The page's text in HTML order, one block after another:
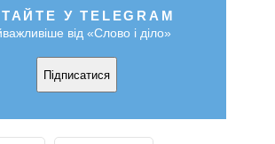
У TELEGRAM
від «Слово і діло»
Підписатися